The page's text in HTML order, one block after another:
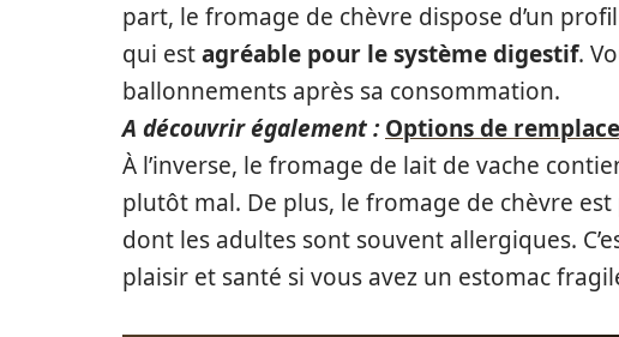
part, le fromage de chèvre dispose d’un
qui estagréable pour le système digestif.
ballonnements après sa consommation.
A découvrir également : Options de
À l’inverse, le fromage de lait de vache
plutôt mal. De plus, le fromage de chèvre est
dont les adultes sont souvent allergiques.
plaisir et santé si vous avez un estomac